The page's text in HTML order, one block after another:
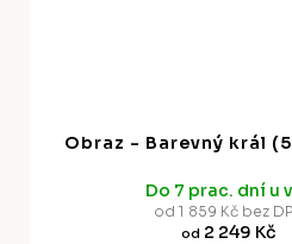
Obraz - Barevný král
Do 7 prac. dní u
od 1 859 Kč bez
od 2 249 Kč